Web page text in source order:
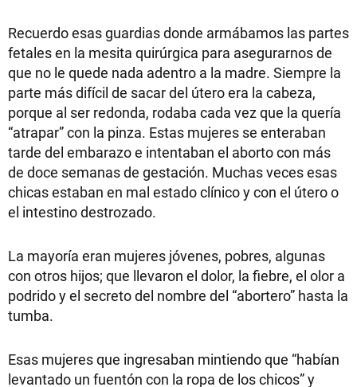
Recuerdo esas guardias donde armábamos las partes
fetales en la mesita quirúrgica para asegurarnos de
que no le quede nada adentro a la madre. Siempre la
parte más difícil de sacar del útero era la cabeza,
porque al ser redonda, rodaba cada vez que la quería
“atrapar” con la pinza. Estas mujeres se enteraban
tarde del embarazo e intentaban el aborto con más
de doce semanas de gestación. Muchas veces esas
chicas estaban en mal estado clínico y con el útero o
el intestino destrozado.
La mayoría eran mujeres jóvenes, pobres, algunas
con otros hijos; que llevaron el dolor, la fiebre, el olor a
podrido y el secreto del nombre del “abortero” hasta la
tumba.
Esas mujeres que ingresaban mintiendo que “habían
levantado un fuentón con la ropa de los chicos” y